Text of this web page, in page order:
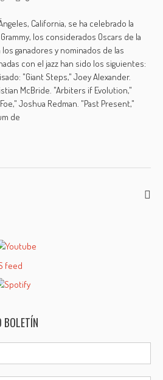
California, se ha celebrado la
los considerados Oscars de la
ganadores y nominados de las
con el jazz han sido los siguientes:
"Giant Steps," Joey Alexander.
McBride. "Arbiters if Evolution,"
Joshua Redman. "Past Present,"
de
BOLETÍN